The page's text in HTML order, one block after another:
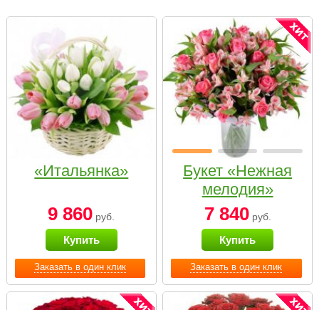
Заказать в один клик
«Итальянка»
9 860 руб.
Купить
Заказать в один клик
Букет «Нежная
мелодия»
7 840руб.
Купить